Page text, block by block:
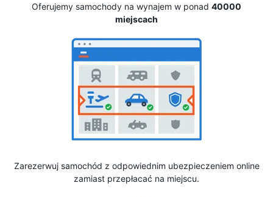
Oferujemy samochody na wynajem w ponad 40000
miejscach
Zarezerwuj samochód z odpowiednim ubezpieczeniem online
zamiast przepłacać na miejscu.